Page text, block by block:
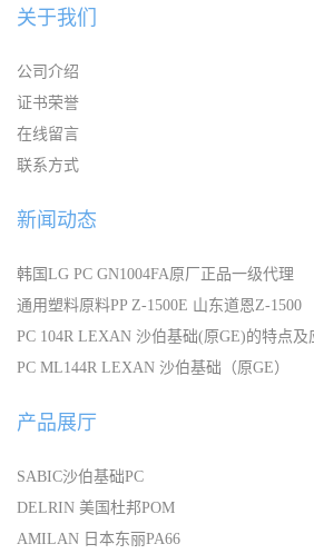
关于我们
公司介绍
证书荣誉
在线留言
联系方式
新闻动态
韩国LG PC GN1004FA原厂正品一级代理
通用塑料原料PP Z-1500E 山东道恩Z-1500
PC 104R LEXAN 沙伯基础(原GE)的特点及
PC ML144R LEXAN 沙伯基础（原GE）
产品展厅
SABIC沙伯基础PC
DELRIN 美国杜邦POM
AMILAN 日本东丽PA66